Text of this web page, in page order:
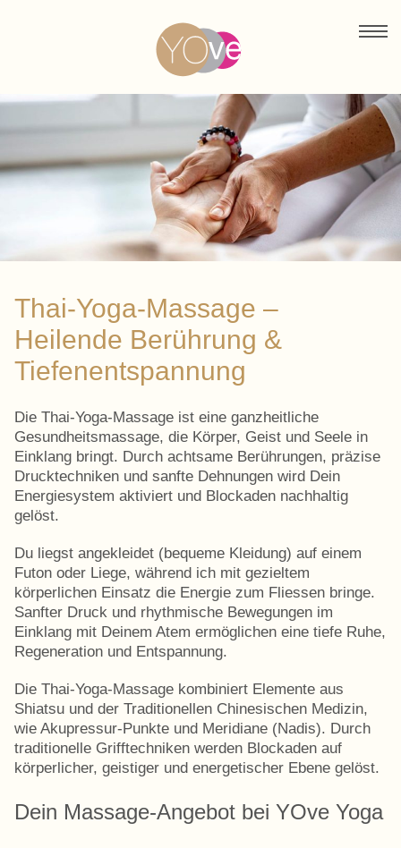
Thai-Yoga-Massage –
Heilende Berührung &
Tiefenentspannung
Die Thai-Yoga-Massage ist eine ganzheitliche
Gesundheitsmassage, die Körper, Geist und Seele in
Einklang bringt. Durch achtsame Berührungen, präzise
Drucktechniken und sanfte Dehnungen wird Dein
Energiesystem aktiviert und Blockaden nachhaltig
gelöst.
Du liegst angekleidet (bequeme Kleidung) auf einem
Futon oder Liege, während ich mit gezieltem
körperlichen Einsatz die Energie zum Fliessen bringe.
Sanfter Druck und rhythmische Bewegungen im
Einklang mit Deinem Atem ermöglichen eine tiefe Ruhe,
Regeneration und Entspannung.
Die Thai-Yoga-Massage kombiniert Elemente aus
Shiatsu und der Traditionellen Chinesischen Medizin,
wie Akupressur-Punkte und Meridiane (Nadis). Durch
traditionelle Grifftechniken werden Blockaden auf
körperlicher, geistiger und energetischer Ebene gelöst.
Dein Massage-Angebot bei YOve Yoga